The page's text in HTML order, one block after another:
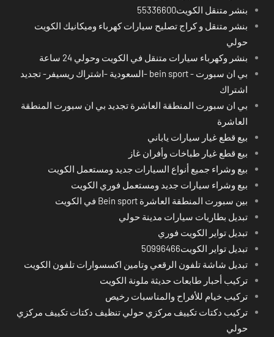
بنشر متنقل الكويت55336600
بنشر متنقل و كراج تصليح سيارات كهرباء وميكانيك الكويت
حولي
بنشر وكهرباء سيارات متنقل في الكويت وحولي 24 ساعة
بي ان سبورت - bein sport -السعودية -اشتراك ريسيفر- تجديد
اشتراك
بي ان سبورت المنطقة العاشرة تجديد بي ان سبورت المنطقة
العاشرة
بيع قطع غيار سيارات ياباني
بيع قطع غيار طباخات وأفران غاز
بيع وشراء جميع أنواع السيارات جديد ومستعمل الكويت
بيع وشراء سيارات جديد ومستعمل فوري الكويت
بين سبورت المنطقة العاشرة Bein sport في الكويت
تبديل بطاريات سيارات مدينة حولي
تبديل تواير الكويت فوري
تبديل تواير الكويت50996466
تبديل شاشة تلفون الرقعي وتامين اكسسوارات تلفون الكويت
تركيب أحبار طابعات حديثة ملونة الكويت
تركيب خيام للأفراح والمناسبات رخيص
تركيب دكتات تكييف مركزي حولي تنظيف دكتات تكييف مركزي
حولي